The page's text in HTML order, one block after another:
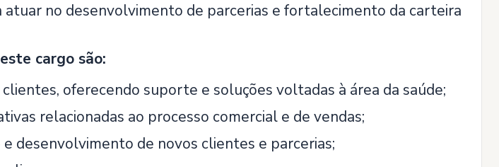
no desenvolvimento de parcerias e fortalecimento da carteira
cargo são:
oferecendo suporte e soluções voltadas à área da saúde;
relacionadas ao processo comercial e de vendas;
e desenvolvimento de novos clientes e parcerias;